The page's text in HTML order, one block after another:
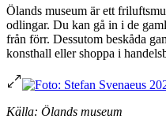
Ölands museum är ett
odlingar. Du kan gå in i de
från förr. Dessutom beskåda
konsthall eller shoppa i
Källa: Ölands museum